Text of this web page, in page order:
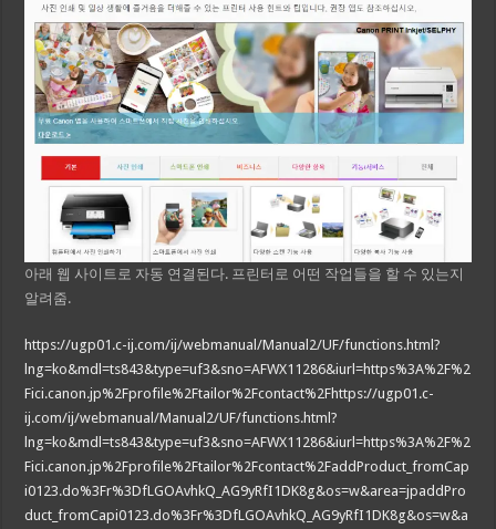
아래 웹 사이트로 자동 연결된다. 프린터로 어떤 작업들을 할 수 있는지
알려줌.
https://ugp01.c-ij.com/ij/webmanual/Manual2/UF/functions.html?
lng=ko&mdl=ts843&type=uf3&sno=AFWX11286&iurl=https%3A%2F%2
Fici.canon.jp%2Fprofile%2Ftailor%2Fcontact%2Fhttps://ugp01.c-
ij.com/ij/webmanual/Manual2/UF/functions.html?
lng=ko&mdl=ts843&type=uf3&sno=AFWX11286&iurl=https%3A%2F%2
Fici.canon.jp%2Fprofile%2Ftailor%2Fcontact%2FaddProduct_fromCap
i0123.do%3Fr%3DfLGOAvhkQ_AG9yRfI1DK8g&os=w&area=jpaddPro
duct_fromCapi0123.do%3Fr%3DfLGOAvhkQ_AG9yRfI1DK8g&os=w&a